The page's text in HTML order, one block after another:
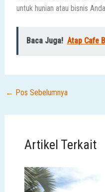
untuk hunian atau bisnis
Baca Juga! Atap Cafe
← Pos Sebelumnya
Artikel Terkait